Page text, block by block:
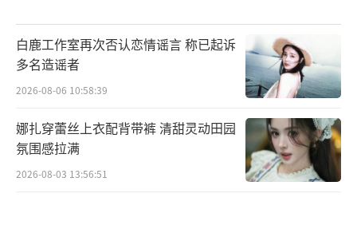
白鹿工作室再次否认恋情谣言 称已起诉
多名造谣者
2026-08-06 10:58:39
娜扎穿蕾丝上衣配背带裤 清甜灵动田园
氛围感拉满
2026-08-03 13:56:51